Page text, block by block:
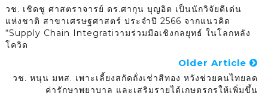
วช. เชิดชู ศาสตราจารย์ ดร.ศากุน บุญอิต เป็นนักวิจัยดีเด่น
แห่งชาติ สาขาเศรษฐศาสตร์ ประจำปี 2566 จากแนวคิด
“Supply Chain Integratiวามร่วมมือเชิงกลยุทธ์ ในโลกหลัง
โควิด
Older Article
วช. หนุน มทส. เพาะเลี้ยงสกัดถั่งเช่าสีทอง หวังช่วยคนไทยลด
ค่ารักษาพยาบาล และเสริมรายได้เกษตรกรให้เพิ่มขึ้น